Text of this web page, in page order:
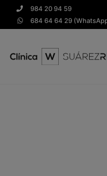
984 20 94 59
684 64 64 29